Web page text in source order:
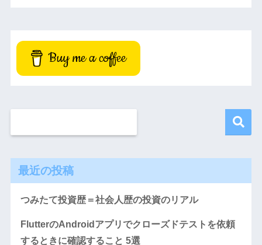
Buy me a coffee
最近の投稿
つみたて投資歴＝社会人歴の投資のリアル
FlutterのAndroidアプリでクローズドテストを依頼
するときに確認すること 5選